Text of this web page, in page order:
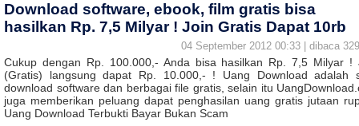
Download software, ebook, film gratis bisa
hasilkan Rp. 7,5 Milyar ! Join Gratis Dapat 10rb
04 September 2012 00:33 | dibaca
Cukup dengan Rp. 100.000,- Anda bisa hasilkan Rp. 7,5 Milyar !
(Gratis) langsung dapat Rp. 10.000,- ! Uang Download adalah
download software dan berbagai file gratis, selain itu
juga memberikan peluang dapat penghasilan uang gratis jutaan
Uang Download Terbukti Bayar Bukan Scam